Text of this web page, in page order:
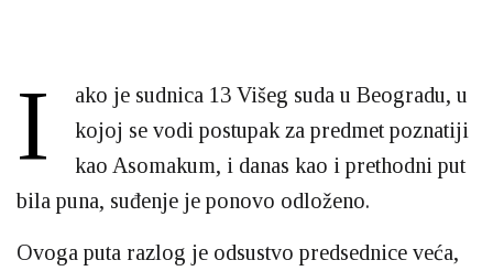
I
ako je sudnica 13 Višeg suda u Beogradu, u
kojoj se vodi postupak za predmet poznatiji
kao Asomakum, i danas kao i prethodni put
bila puna, suđenje je ponovo odloženo.
Ovoga puta razlog je odsustvo predsednice veća,